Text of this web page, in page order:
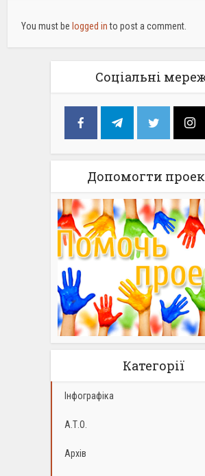
You must be logged into post a comment.
Соціальні
Допомогти
Категорії
Інфографіка
А.Т.О.
Архів